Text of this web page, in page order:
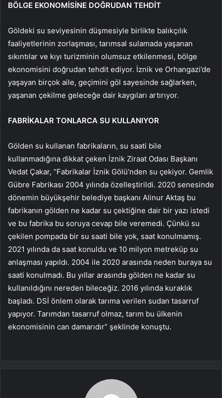
BÖLGE EKONOMİSİNE DOĞRUDAN TEHDİT
Göldeki su seviyesinin düşmesiyle birlikte balıkçılık
faaliyetlerinin zorlaşması, tarımsal sulamada yaşanan
sıkıntılar ve kıyı turizminin olumsuz etkilenmesi, bölge
ekonomisini doğrudan tehdit ediyor. İznik ve Orhangazi’de
yaşayan birçok aile, geçimini göl sayesinde sağlarken,
yaşanan çekilme geleceğe dair kaygıları artırıyor.
FABRİKALAR TONLARCA SU KULLANIYOR
Gölden su kullanan fabrikaların, su saati bile
kullanmadığına dikkat çeken İznik Ziraat Odası Başkanı
Vedat Çakar, “Fabrikalar İznik Gölü’nden su çekiyor. Gemlik
Gübre Fabrikası 2004 yılında özelleştirildi. 2020 senesinde
dönemin büyükşehir belediye başkanı Alinur Aktaş bu
fabrikanın gölden ne kadar su çektiğine dair bir yazı istedi
ve bu fabrika bu soruya cevap bile veremedi. Çünkü su
çekilen pompada bir su saati bile yok, saat konulmamış.
2021 yılında da saat konuldu ve 10 milyon metreküp su
anlaşması yapıldı. 2004 ile 2020 arasında neden buraya su
saati konulmadı. Bu yıllar arasında gölden ne kadar su
kullanıldığını nereden bileceğiz. 2016 yılında kuraklık
başladı. DSİ önlem olarak tarıma verilen sudan tasarruf
yapıyor. Tarımdan tasarruf olmaz, tarım bu ülkenin
ekonomisinin can damarıdır” şeklinde konuştu.